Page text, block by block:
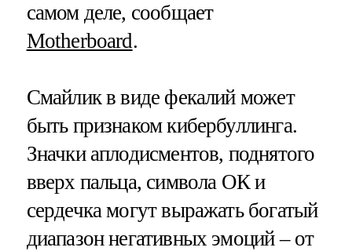
самом деле, сообщает
Motherboard.
Смайлик в виде фекалий может
быть признаком кибербуллинга.
Значки аплодисментов, поднятого
вверх пальца, символа ОК и
сердечка могут выражать богатый
диапазон негативных эмоций – от